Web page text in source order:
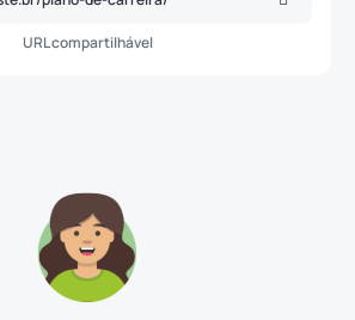
URL compartilhável